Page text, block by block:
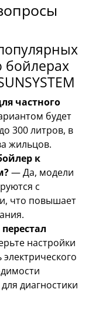
бойлерах
частного
будет
300 литров, в
жильцов.
к
— Да, модели
с
что повышает
настройки
диагностики